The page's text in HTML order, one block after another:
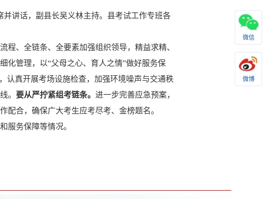
讲话，副县长吴义林主持。 县考试工作专班各
程、全链条、全要素加强组织领导，精益求精、
化管理，以“父母之心、育人之情”做好服务保
认真开展考场设施检查，加强环境噪声与交通秩
。 要从严拧紧组考链条。 进一步完善应急预案，
配合，确保广大考生应考尽考、金榜题名。
服务保障等情况。
微信
微博